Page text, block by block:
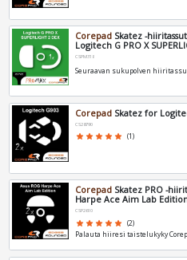
Corepad Skatez -
Logitech G PRO X
CSPM318
Seuraavan sukupolven
Corepad Skatez for
CS28790
star star star star star (1)
Corepad Skatez PRO -
Harpe Ace Aim Lab
CSP2610
star star star star star (2)
Palauta hiiresi taistelukyky